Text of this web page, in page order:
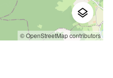
© OpenStreetMap contributors